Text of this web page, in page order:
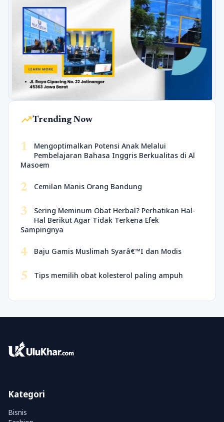
trending_upTrending Now
1
Mengoptimalkan Potensi Anak Melalui
Pembelajaran Bahasa Inggris Berkualitas di Al
Masoem
2 Cemilan Manis Orang Bandung
3
Sering Meminum Obat Herbal? Perhatikan Hal-
Hal Berikut Agar Tidak Terkena Efek
Sampingnya
4 Baju Gamis Muslimah Syarâ€™I dan Modis
5 Tips memilih obat kolesterol paling ampuh
Kategori
Bisnis